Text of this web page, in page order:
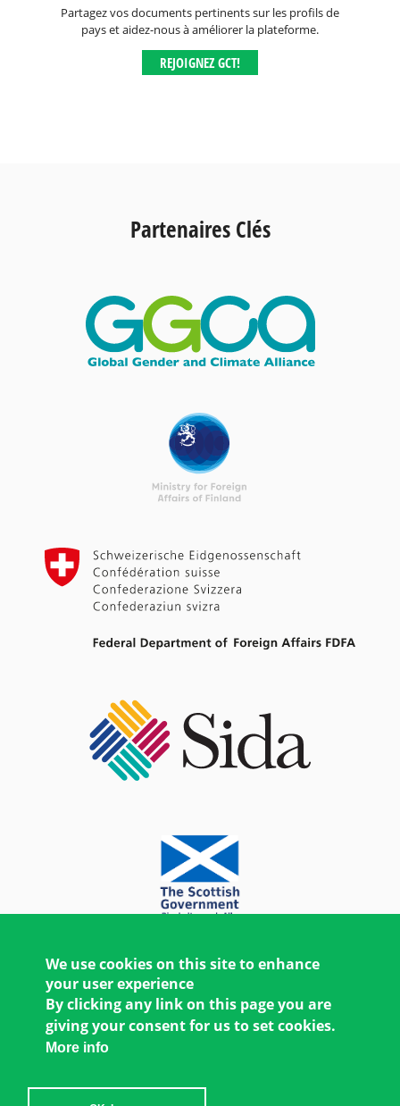
Partagez vos documents pertinents sur les profils de
pays et aidez-nous à améliorer la plateforme.
REJOIGNEZ GCT!
Partenaires Clés
We use cookies on this site to enhance
your user experience
By clicking any link on this page you are
giving your consent for us to set cookies.
More info